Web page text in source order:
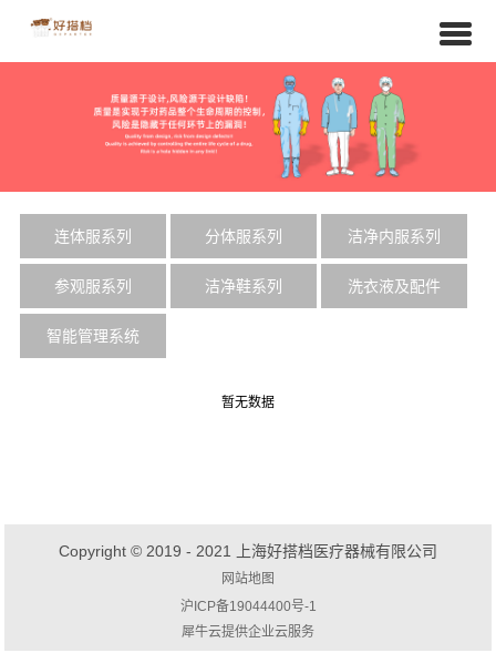
连体服系列 分体服系列 洁净内服系列
参观服系列 洁净鞋系列 洗衣液及配件
智能管理系统
暂无数据
Copyright © 2019 - 2021 上海好搭档医疗器械有限公司
网站地图
沪ICP备19044400号-1
犀牛云提供企业云服务